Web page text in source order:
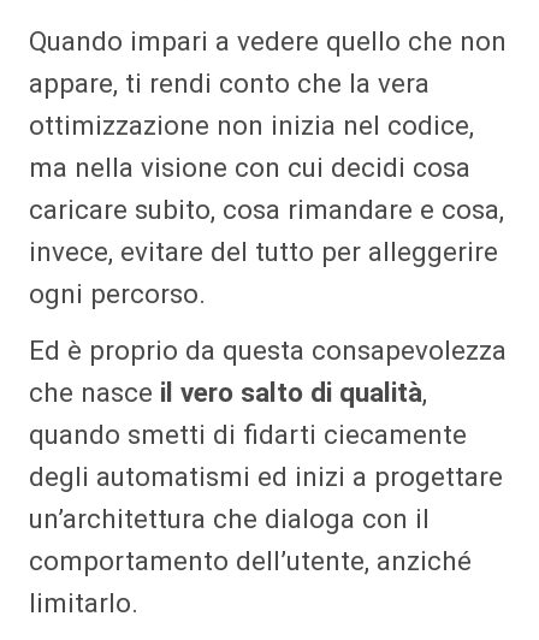
Quando impari a vedere quello che non
appare, ti rendi conto che la vera
ottimizzazione non inizia nel codice,
ma nella visione con cui decidi cosa
caricare subito, cosa rimandare e cosa,
invece, evitare del tutto per alleggerire
ogni percorso.
Ed è proprio da questa consapevolezza
che nasce il vero salto di qualità,
quando smetti di fidarti ciecamente
degli automatismi ed inizi a progettare
un’architettura che dialoga con il
comportamento dell’utente, anziché
limitarlo.